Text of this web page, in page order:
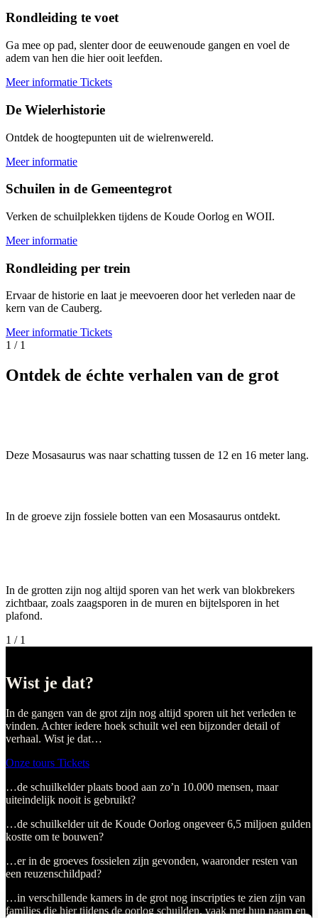
Rondleiding te voet
Ga mee op pad, slenter door de eeuwenoude gangen en voel de
adem van hen die hier ooit leefden.
Meer informatie Tickets
De Wielerhistorie
Ontdek de hoogtepunten uit de wielrenwereld.
Meer informatie
Schuilen in de Gemeentegrot
Verken de schuilplekken tijdens de Koude Oorlog en WOII.
Meer informatie
Rondleiding per trein
Ervaar de historie en laat je meevoeren door het verleden naar de
kern van de Cauberg.
Meer informatie Tickets
1 / 1
Ontdek de échte verhalen van de grot
Deze Mosasaurus was naar schatting tussen de 12 en 16 meter lang.
In de groeve zijn fossiele botten van een Mosasaurus ontdekt.
In de grotten zijn nog altijd sporen van het werk van blokbrekers
zichtbaar, zoals zaagsporen in de muren en bijtelsporen in het
plafond.
1 / 1
Wist je dat?
In de gangen van de grot zijn nog altijd sporen uit het verleden te
vinden. Achter iedere hoek schuilt wel een bijzonder detail of
verhaal. Wist je dat…
Onze tours Tickets
…de schuilkelder plaats bood aan zo’n 10.000 mensen, maar
uiteindelijk nooit is gebruikt?
…de schuilkelder uit de Koude Oorlog ongeveer 6,5 miljoen gulden
kostte om te bouwen?
…er in de groeves fossielen zijn gevonden, waaronder resten van
een reuzenschildpad?
…in verschillende kamers in de grot nog inscripties te zien zijn van
families die hier tijdens de oorlog schuilden, vaak met hun naam en